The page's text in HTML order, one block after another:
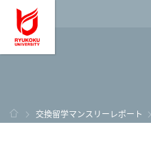
ホーム
交換留学マンスリーレポート